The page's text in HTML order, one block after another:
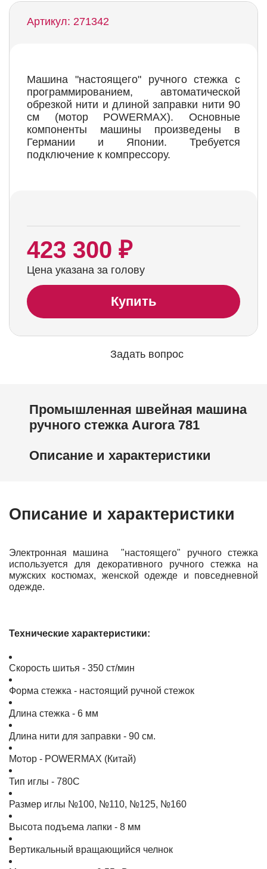
Артикул: 271342
Машина "настоящего" ручного стежка с
программированием, автоматической
обрезкой нити и длиной заправки нити 90
см (мотор POWERMAX). Основные
компоненты машины произведены в
Германии и Японии. Требуется
подключение к компрессору.
423 300 ₽
Цена указана за голову
Купить
Задать вопрос
Промышленная швейная машина
ручного стежка Aurora 781
Описание и характеристики
Описание и характеристики
Электронная машина "настоящего" ручного стежка
используется для декоративного ручного стежка на
мужских костюмах, женской одежде и повседневной
одежде.
Технические характеристики:
Скорость шитья - 350 ст/мин
Форма стежка - настоящий ручной стежок
Длина стежка - 6 мм
Длина нити для заправки - 90 см.
Мотор - POWERMAX (Китай)
Тип иглы - 780C
Размер иглы №100, №110, №125, №160
Высота подъема лапки - 8 мм
Вертикальный вращающийся челнок